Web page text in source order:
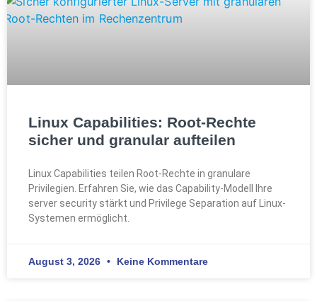
Linux Capabilities: Root-Rechte
sicher und granular aufteilen
Linux Capabilities teilen Root-Rechte in granulare
Privilegien. Erfahren Sie, wie das Capability-Modell Ihre
server security stärkt und Privilege Separation auf Linux-
Systemen ermöglicht.
August 3, 2026 Keine Kommentare